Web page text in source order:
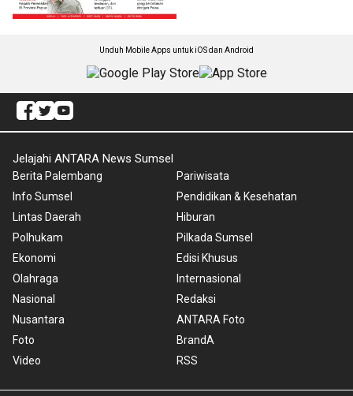
Unduh Mobile Apps untuk iOS dan Android
Jelajahi ANTARA News Sumsel
Berita Palembang
Info Sumsel
Lintas Daerah
Polhukam
Ekonomi
Olahraga
Nasional
Nusantara
Foto
Video
Pariwisata
Pendidikan & Kesehatan
Hiburan
Pilkada Sumsel
Edisi Khusus
Internasional
Redaksi
ANTARA Foto
BrandA
RSS